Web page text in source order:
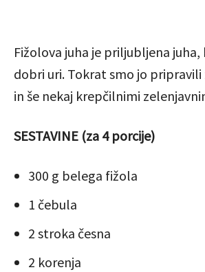
Fižolova juha je priljubljena juha,
dobri uri. Tokrat smo jo
in še nekaj krepčilnimi
SESTAVINE (za 4 porcije)
300 g belega fižola
1 čebula
2 stroka česna
2 korenja